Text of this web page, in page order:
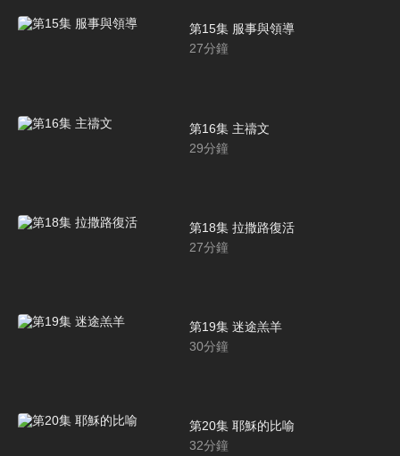
第15集 服事與領導
27分鐘
第16集 主禱文
29分鐘
第18集 拉撒路復活
27分鐘
第19集 迷途羔羊
30分鐘
第20集 耶穌的比喻
32分鐘